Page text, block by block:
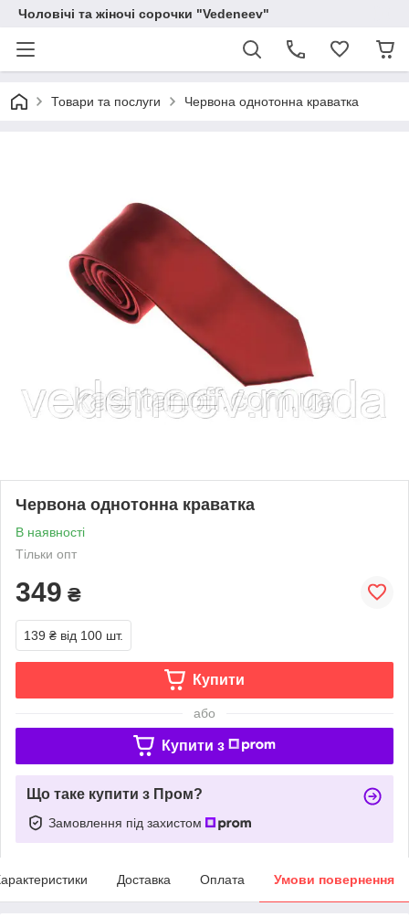
Чоловічі та жіночі сорочки "Vedeneev"
Товари та послуги Червона однотонна краватка
Червона однотонна краватка
В наявності
Тільки опт
349 ₴
139 ₴ від 100 шт.
Купити
або
Купити з
Що таке купити з Пром?
Замовлення під захистом
Доставка Оплата Умови повернення